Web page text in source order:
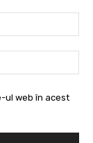
ul web în acest